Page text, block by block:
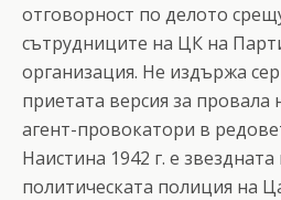
отговорност по делото
сътрудниците на ЦК на
организация. Не издържа
приетата версия за провала
агент-провокатори в
Наистина 1942 г. е звездната
политическата полиция на